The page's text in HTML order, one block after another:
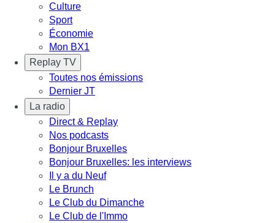
Culture
Sport
Économie
Mon BX1
Replay TV
Toutes nos émissions
Dernier JT
La radio
Direct & Replay
Nos podcasts
Bonjour Bruxelles
Bonjour Bruxelles: les interviews
Il y a du Neuf
Le Brunch
Le Club du Dimanche
Le Club de l'Immo